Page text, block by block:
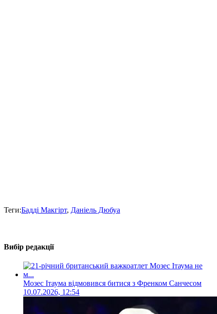
Теги:Бадді Макгірт, Даніель Дюбуа
Вибір редакції
Мозес Ітаума відмовився битися з Френком Санчесом
10.07.2026, 12:54